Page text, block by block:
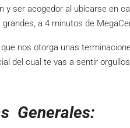
y ser acogedor al ubicarse en
a 4 minutos de
nos otorga unas
del cual te vas a sentir
Generales: